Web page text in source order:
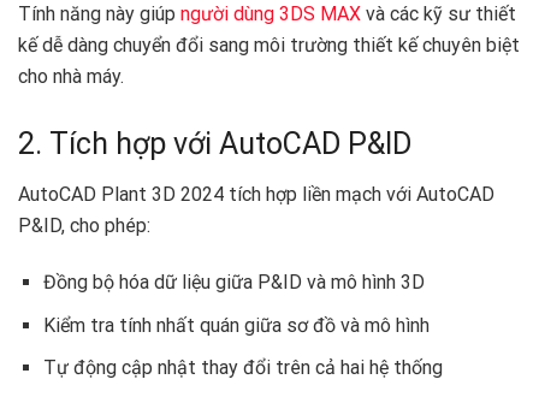
Tính năng này giúp người dùng 3DS MAX và các kỹ sư thiết
kế dễ dàng chuyển đổi sang môi trường thiết kế chuyên biệt
cho nhà máy.
2. Tích hợp với AutoCAD P&ID
AutoCAD Plant 3D 2024 tích hợp liền mạch với AutoCAD
P&ID, cho phép:
Đồng bộ hóa dữ liệu giữa P&ID và mô hình 3D
Kiểm tra tính nhất quán giữa sơ đồ và mô hình
Tự động cập nhật thay đổi trên cả hai hệ thống